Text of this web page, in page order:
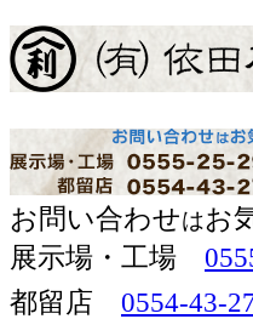
お問い合わせはお
展示場・工場 
都留店 0554-43-